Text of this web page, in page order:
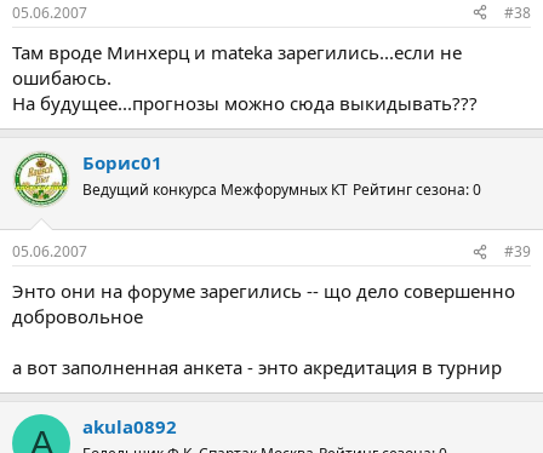
05.06.2007 #38
Там вроде Минхерц и mateka зарегились...если не
ошибаюсь.
На будущее...прогнозы можно сюда выкидывать???
Борис01
Ведущий конкурса Межфорумных КТ Рейтинг сезона: 0
05.06.2007 #39
Энто они на форуме зарегились -- що дело совершенно
добровольное
а вот заполненная анкета - энто акредитация в турнир
A akula0892